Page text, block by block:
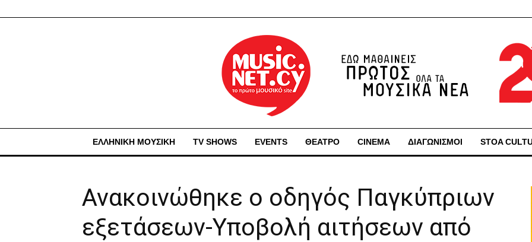
ΕΛΛΗΝΙΚΗ ΜΟΥΣΙΚΗ TV SHOWS EVENTS ΘΕΑΤΡΟ CINEMA ΔΙΑΓΩΝΙΣΜΟΙ STOA
Ανακοινώθηκε ο οδηγός Παγκύπριων
εξετάσεων-Υποβολή αιτήσεων από